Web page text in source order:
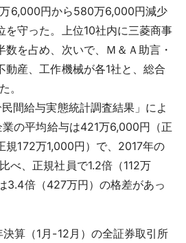
6,000円から580万6,000円減少
を守った。上位10社内に三菱商事
を占め、次いで、Ｍ＆Ａ助言・
動産、工作機械が各1社と、総合
。
間給与実態統計調査結果」によ
の平均給与は421万6,000円（正
172万1,000円）で、2017年の
べ、正規社員で1.2倍（112万
3.4倍（427万円）の格差があっ
算（1月-12月）の全証券取引所